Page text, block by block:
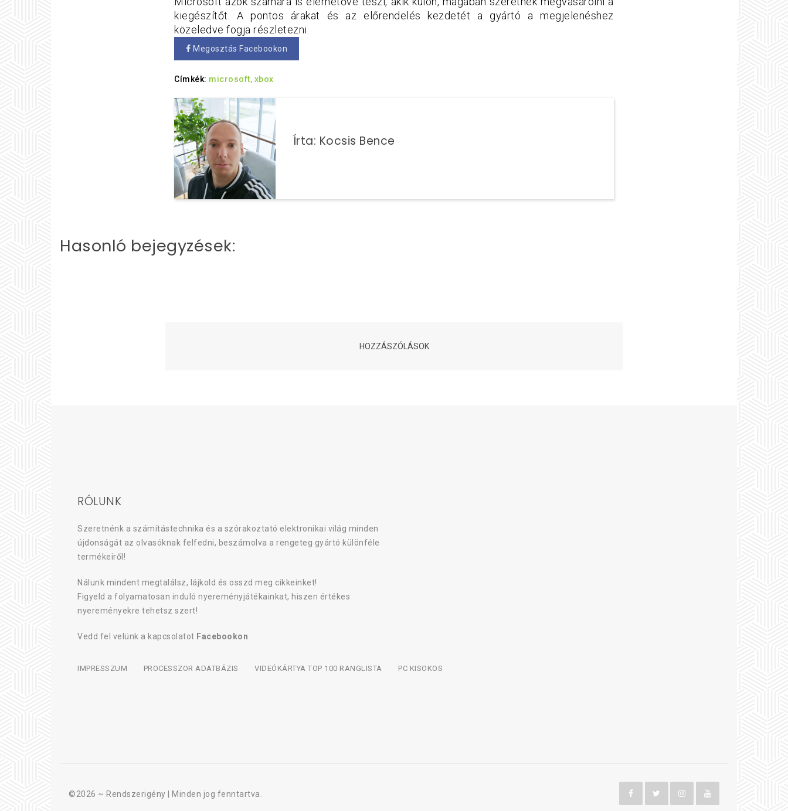
kiegészítőt. A pontos árakat és az előrendelés kezdetét a gyártó a megjelenéshez
közeledve fogja részletezni.
Megosztás Facebookon
Címkék: microsoft, xbox
Írta: Kocsis Bence
Hasonló bejegyzések:
HOZZÁSZÓLÁSOK
RÓLUNK
Szeretnénk a számítástechnika és a szórakoztató elektronikai világ minden
újdonságát az olvasóknak felfedni, beszámolva a rengeteg gyártó különféle
termékeiről!
Nálunk mindent megtalálsz, lájkold és osszd meg cikkeinket!
Figyeld a folyamatosan induló nyereményjátékainkat, hiszen értékes
nyereményekre tehetsz szert!
Vedd fel velünk a kapcsolatot Facebookon
IMPRESSZUM PROCESSZOR ADATBÁZIS VIDEÓKÁRTYA TOP 100 RANGLISTA PC KISOKOS
©2026 ~ Rendszerigény | Minden jog fenntartva.